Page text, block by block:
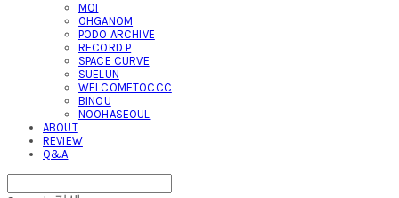
MOI
OHGANOM
PODO ARCHIVE
RECORD P
SPACE CURVE
SUELUN
WELCOMETOCCC
BINOU
NOOHASEOUL
ABOUT
REVIEW
Q&A